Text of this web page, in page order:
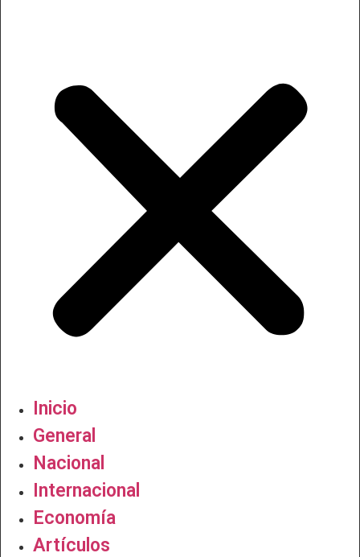
Inicio
General
Nacional
Internacional
Economía
Artículos